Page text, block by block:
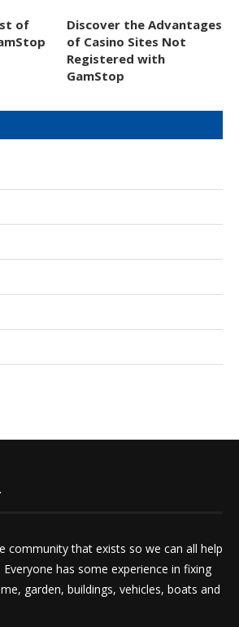
of
Discover the Advantages
of Casino Sites Not
Registered with
GamStop
community that exists so we can all help
has some experience in fixing
garden, buildings, vehicles, boats and